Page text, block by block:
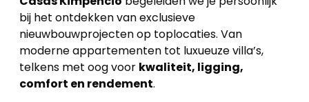
bij het ontdekken van exclusieve
nieuwbouwprojecten op toplocaties. Van
moderne appartementen tot luxueuze villa’s,
telkens met oog voor kwaliteit, ligging,
comfort en rendement.